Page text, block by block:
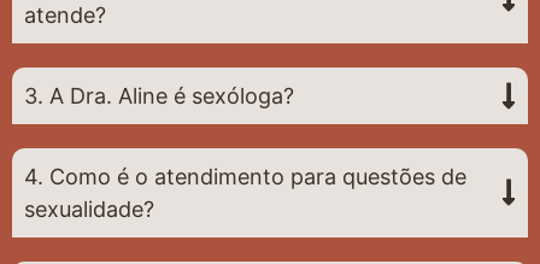
atende?
3. A Dra. Aline é sexóloga?
4. Como é o atendimento para questões de
sexualidade?